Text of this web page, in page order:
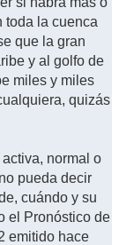
toda la cuenca
que la gran
y al golfo de
miles y miles
quizás
normal o
pueda decir
cuándo y su
el Pronóstico de
emitido hace